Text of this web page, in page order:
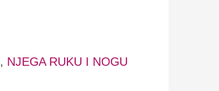
, NJEGA RUKU I NOGU